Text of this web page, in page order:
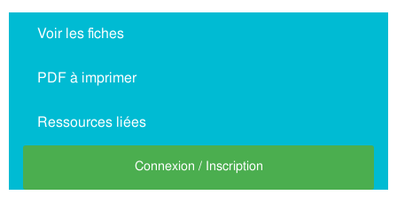
Voir les fiches
PDF à imprimer
Ressources liées
Connexion / Inscription